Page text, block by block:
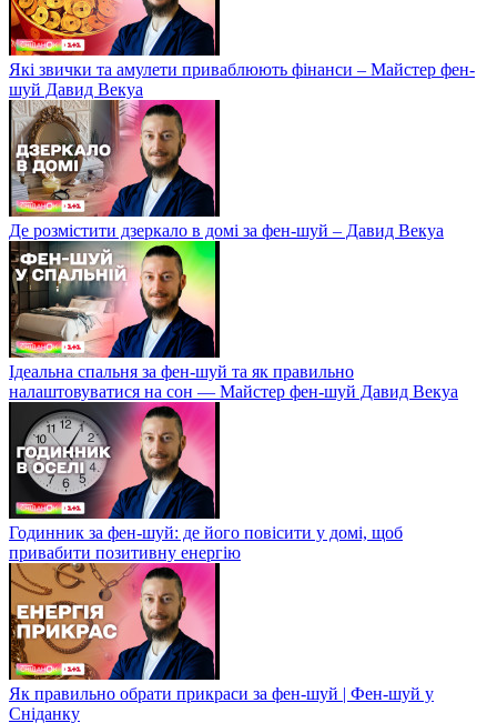
Які звички та амулети приваблюють фінанси – Майстер фен-
шуй Давид Векуа
Де розмістити дзеркало в домі за фен-шуй – Давид Векуа
Ідеальна спальня за фен-шуй та як правильно
налаштовуватися на сон — Майстер фен-шуй Давид Векуа
Годинник за фен-шуй: де його повісити у домі, щоб
привабити позитивну енергію
Як правильно обрати прикраси за фен-шуй | Фен-шуй у
Сніданку